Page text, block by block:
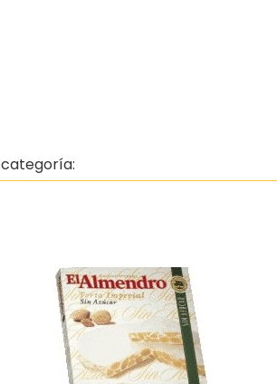
Almendro
5,62 €
Añadir al carrito